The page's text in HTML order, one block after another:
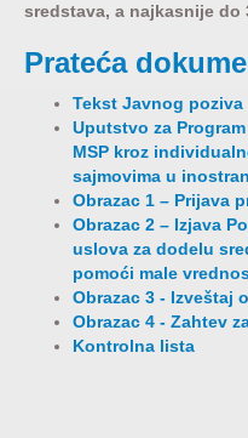
sredstava, a najkasnije do
Prateća
Tekst Javnog poziva
Uputstvo za
MSP kroz
sajmovima u
Obrazac 1 – Prijava
Obrazac 2 – Izjava
uslova za dodelu
pomoći male
Obrazac 3 - Izveštaj
Obrazac 4 - Zahtev
Kontrolna lista